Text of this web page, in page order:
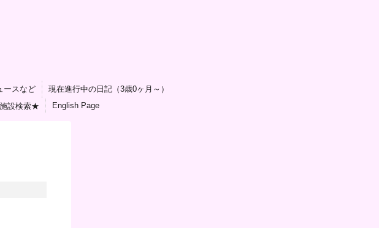
ースなど
現在進行中の日記（3歳0ヶ月～）
設検索★ English Page